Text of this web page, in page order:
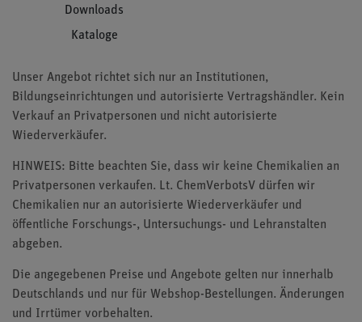
Downloads
Kataloge
Unser Angebot richtet sich nur an Institutionen,
Bildungseinrichtungen und autorisierte Vertragshändler. Kein
Verkauf an Privatpersonen und nicht autorisierte
Wiederverkäufer.
HINWEIS: Bitte beachten Sie, dass wir keine Chemikalien an
Privatpersonen verkaufen. Lt. ChemVerbotsV dürfen wir
Chemikalien nur an autorisierte Wiederverkäufer und
öffentliche Forschungs-, Untersuchungs- und Lehranstalten
abgeben.
Die angegebenen Preise und Angebote gelten nur innerhalb
Deutschlands und nur für Webshop-Bestellungen. Änderungen
und Irrtümer vorbehalten.